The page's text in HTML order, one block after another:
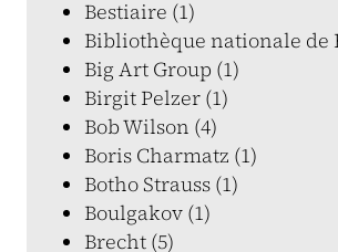
Bestiaire (1)
Bibliothèque nationale de
Big Art Group (1)
Birgit Pelzer (1)
Bob Wilson (4)
Boris Charmatz (1)
Botho Strauss (1)
Boulgakov (1)
Brecht (5)